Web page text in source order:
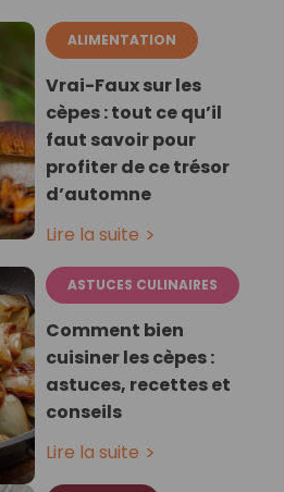
ALIMENTATION
Vrai-Faux sur les
cèpes : tout ce qu’il
faut savoir pour
profiter de ce trésor
d’automne
Lire la suite
ASTUCES CULINAIRES
Comment bien
cuisiner les cèpes :
astuces, recettes et
conseils
Lire la suite